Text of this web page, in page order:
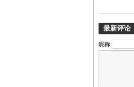
最新评论
昵称